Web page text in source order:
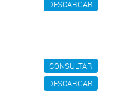
DESCARGAR
CONSULTAR
DESCARGAR